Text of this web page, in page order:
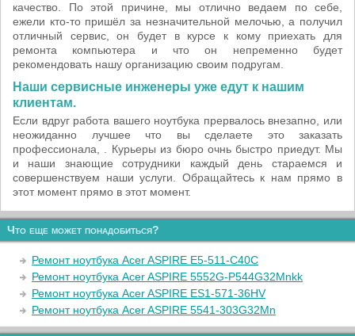
качество. По этой причине, мы отлично ведаем по себе,
ежели кто-то пришёл за незначительной мелочью, а получил
отличный сервис, он будет в курсе к кому приехать для
ремонта компьютера и что он непременно будет
рекомендовать нашу организацию своим подругам.
Наши сервисные инженеры уже едут к нашим
клиентам.
Если вдруг работа вашего ноутбука прервалось внезапно, или
неожиданно лучшее что вы сделаете это заказать
профессионала, . Курьеры из бюро очнь быстро приедут. Мы
и наши знающие сотрудники каждый день стараемся и
совершенствуем наши услуги. Обращайтесь к нам прямо в
этот момент прямо в этот момент.
Что еще может понадобиться?
Ремонт ноутбука Acer ASPIRE E5-511-C40C
Ремонт ноутбука Acer ASPIRE 5552G-P544G32Mnkk
Ремонт ноутбука Acer ASPIRE ES1-571-36HV
Ремонт ноутбука Acer ASPIRE 5541-303G32Mn